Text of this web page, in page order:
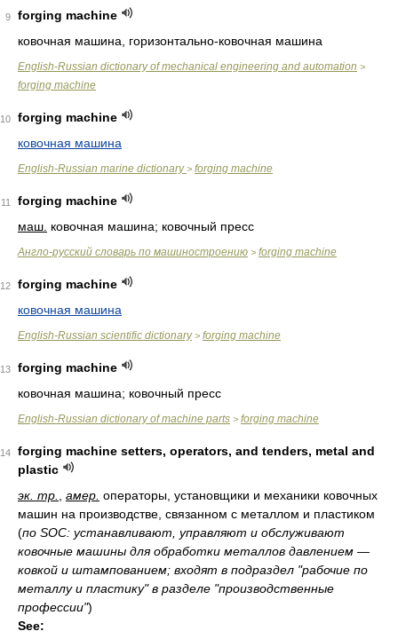
9
forging machine
ковочная машина, горизонтально-ковочная машина
English-Russian dictionary of mechanical engineering and automation >
forging machine
10
forging machine
ковочная машина
English-Russian marine dictionary> forging machine
11
forging machine
маш. ковочная машина; ковочный пресс
Англо-русский словарь по машиностроению > forging machine
12
forging machine
ковочная машина
English-Russian scientific dictionary> forging machine
13
forging machine
ковочная машина; ковочный пресс
English-Russian dictionary of machine parts > forging machine
14
forging machine setters, operators, and tenders, metal and
plastic
эк. тр.
амер. операторы, установщики и механики ковочных
машин на производстве, связанном с металлом и пластиком
(по SOC: устанавливают, управляют и обслуживают
ковочные машины для обработки металлов давлением —
ковкой и штампованием; входят в подраздел "рабочие по
металлу и пластику" в разделе "производственные
профессии")
See: